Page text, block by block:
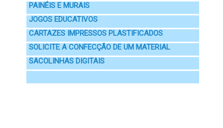
PAINÉIS E MURAIS
JOGOS EDUCATIVOS
CARTAZES IMPRESSOS PLASTIFICADOS
SOLICITE A CONFECÇÃO DE UM MATERIAL
SACOLINHAS DIGITAIS